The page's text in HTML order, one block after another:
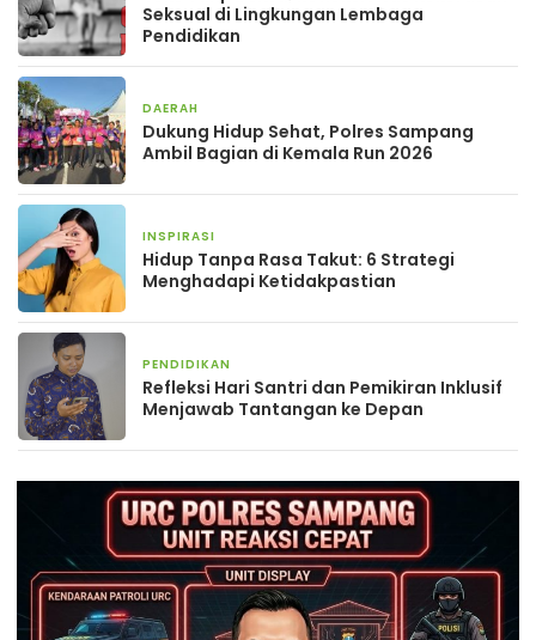
Seksual di Lingkungan Lembaga
Pendidikan
DAERAH
Dukung Hidup Sehat, Polres Sampang
Ambil Bagian di Kemala Run 2026
INSPIRASI
Hidup Tanpa Rasa Takut: 6 Strategi
Menghadapi Ketidakpastian
PENDIDIKAN
Refleksi Hari Santri dan Pemikiran Inklusif
Menjawab Tantangan ke Depan